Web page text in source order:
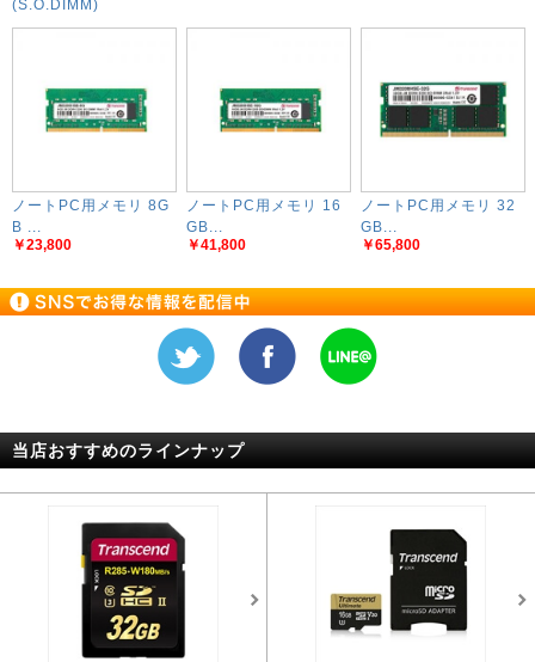
(S.O.DIMM)
ノートPC用メモリ 8G
B ...
￥23,800
ノートPC用メモリ 16
GB...
￥41,800
ノートPC用メモリ 32
GB...
￥65,800
当店おすすめのラインナップ